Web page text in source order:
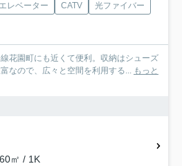
エレベーター CATV
光ファイバー
花園町にも近くて便利。収納はシューズ
なので、広々と空間を利用する... もっと
㎡ / 1K